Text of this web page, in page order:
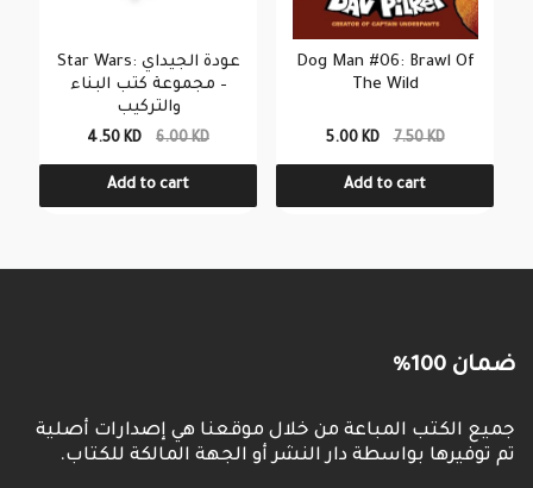
Star Wars: عودة الجيداي
– مجموعة كتب البناء
والتركيب
4.50 KD 6.00 KD
Add to cart
Dog Man #06: Brawl Of
The Wild
5.00 KD 7.50 KD
Add to cart
ضمان 100%
جميع الكتب المباعة من خلال موقعنا هي إصدارات أصلية
تم توفيرها بواسطة دار النشر أو الجهة المالكة للكتاب.